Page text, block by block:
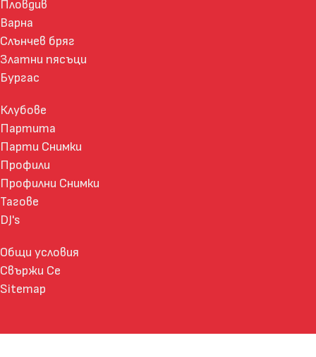
Пловдив
Варна
Слънчев бряг
Златни пясъци
Бургас
Клубове
Партита
Парти Снимки
Профили
Профилни Снимки
Тагове
DJ's
Общи условия
Свържи Се
Sitemap